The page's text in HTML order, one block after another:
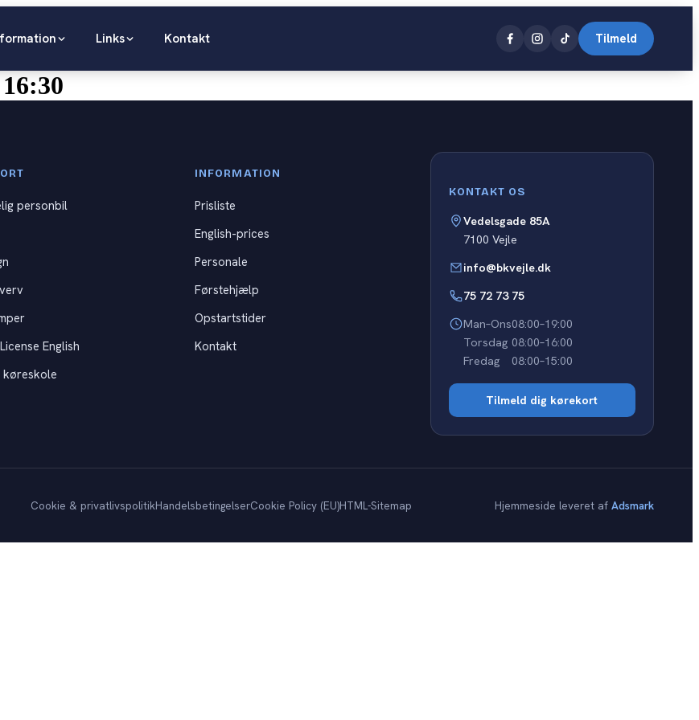
Links Kontakt Tilmeld
personbil
English
køreskole
INFORMATION
Prisliste
English-prices
Personale
Førstehjælp
Opstartstider
Kontakt
KONTAKT OS
Vedelsgade 85A
7100 Vejle
info@bkvejle.dk
75 72 73 75
Man–Ons08:00–19:00
Torsdag 08:00–16:00
Fredag
08:00–15:00
Tilmeld dig kørekort
Cookie & privatlivspolitikHandelsbetingelserCookie Policy (EU)HTML-Sitemap Hjemmeside leveret af Adsmark